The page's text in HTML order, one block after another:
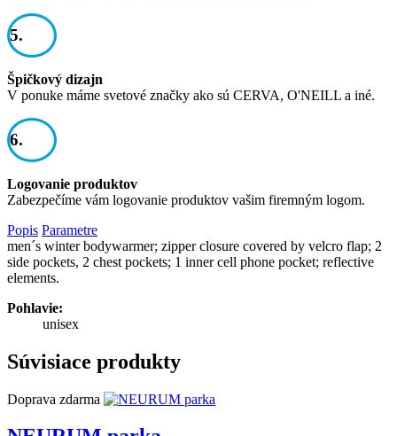
5.
Špičkový dizajn
V ponuke máme svetové značky ako sú CERVA, O'NEILL a iné.
6.
Logovanie produktov
Zabezpečíme vám logovanie produktov vašim firemným logom.
Popis Parametre
men´s winter bodywarmer; zipper closure covered by velcro flap; 2
side pockets, 2 chest pockets; 1 inner cell phone pocket; reflective
elements.
Pohlavie:
unisex
Súvisiace produkty
Doprava zdarma